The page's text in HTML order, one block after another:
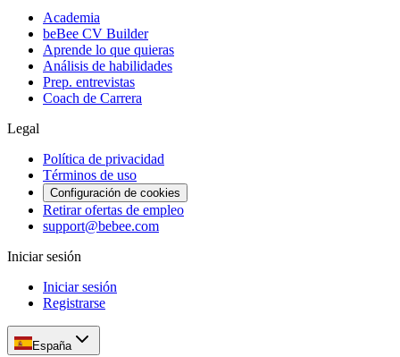
Academia
beBee CV Builder
Aprende lo que quieras
Análisis de habilidades
Prep. entrevistas
Coach de Carrera
Legal
Política de privacidad
Términos de uso
Configuración de cookies
Retirar ofertas de empleo
support@bebee.com
Iniciar sesión
Iniciar sesión
Registrarse
España